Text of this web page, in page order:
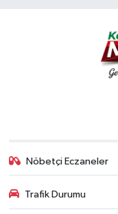
Nöbetçi Eczaneler
Trafik Durumu